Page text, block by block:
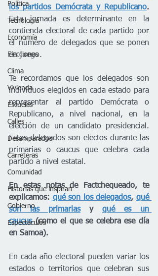
Política
Tecnología
Economía
Elecciones
Clima
Vivienda
Escuelas
Calles
Desamparados
Carreteras
Comunidad
Historias que inspiran
Gobierno
Espectáculos
los partidos Demócrata y Republicano.
Esta jornada es determinante en la
contienda electoral de cada partido por
el número de delegados que se ponen
en juego.
Te recordamos que los delegados son
individuos elegidos en cada estado para
representar al partido Demócrata o
Republicano, a nivel nacional, en la
elección de un candidato presidencial.
Estos delegados son electos durante las
primarias o caucus que celebra cada
partido a nivel estatal.
En estas notas de Factchequeado, te
explicamos: qué son los delegados, qué
son las primarias y qué es un
caucus (como el que se celebra ese día
en Samoa).
En cada año electoral pueden variar los
estados o territorios que celebran sus